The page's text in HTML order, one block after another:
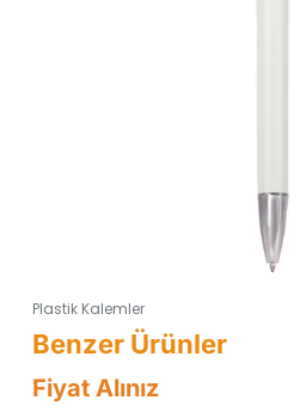
Plastik Kalemler
Fiyat Alınız